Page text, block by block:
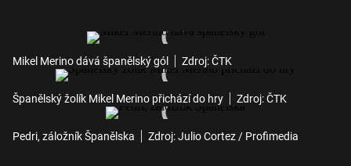
Mikel Merino dává španělský gól Zdroj: ČTK
Španělský žolík Mikel Merino přichází do hry Zdroj: ČTK
Pedri, záložník Španělska Zdroj: Julio Cortez / Profimedia